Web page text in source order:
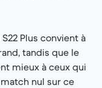
Plus convient à
tandis que le
mieux à ceux qui
nul sur ce